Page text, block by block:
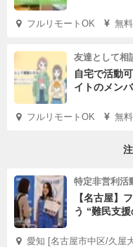
フルリモートOK 無料
友達として相
自宅で活動
イトのメン
フルリモートOK 無料
特定非営利
【名古屋】
う “難民支
愛知 [名古屋市中区/久屋